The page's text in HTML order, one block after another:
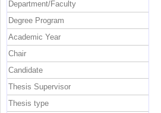
Department/Faculty
Degree Program
Academic Year
Chair
Candidate
Thesis Supervisor
Thesis type